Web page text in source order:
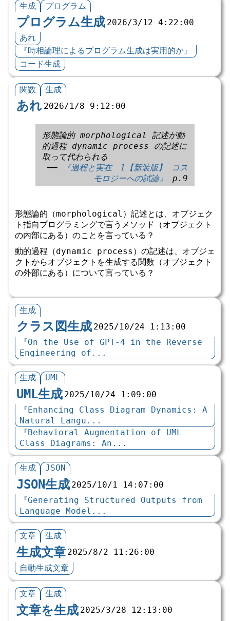
生成 プログラム
プログラム生成 2026/3/12 4:22:00
あれ
『時相論理によるプログラム生成は実用的か』
コード生成
関数 生成
あれ 2026/1/8 9:12:00
形態論的 morphological 記述が動
的過程 dynamic process の記述に
取って代わられる
──
『過程と実在　1【新装版】 コス
モロジーへの試論』
p.9
形態論的（morphological）記述とは、オブジェク
ト指向プログラミングで言うメソッド（オブジェクト
の内部にある）のことを言っている？
動的過程（dynamic process）の記述は、オブジェ
クトからオブジェクトを生成する関数（オブジェクト
の外部にある）について言っている？
生成
クラス図生成 2025/10/24 1:13:00
『On the Use of GPT-4 in the Reverse
Engineering of...
生成 UML
UML生成 2025/10/24 1:09:00
『Enhancing Class Diagram Dynamics: A
Natural Langu...
『Behavioral Augmentation of UML
Class Diagrams: An...
生成 JSON
JSON生成 2025/10/1 14:07:00
『Generating Structured Outputs from
Language Model...
文章 生成
生成文章 2025/8/2 11:26:00
自動生成文章
文章 生成
文章を生成 2025/3/28 12:13:00